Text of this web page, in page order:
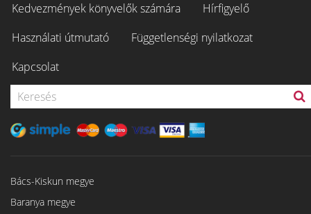
Kedvezmények könyvelők számára
Hírfigyelő
Használati útmutató
Függetlenségi nyilatkozat
Kapcsolat
Bács-Kiskun megye
Baranya megye